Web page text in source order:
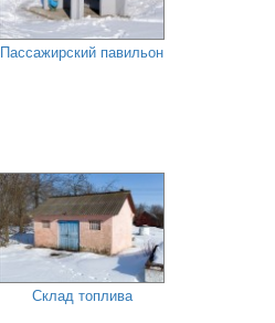
Пассажирский павильон
Склад топлива